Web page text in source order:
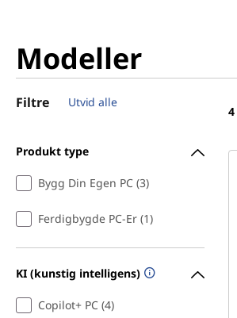
Modeller
Filtre Utvid alle
Produkt type
Bygg Din Egen PC (3)
Ferdigbygde PC-Er (1)
KI (kunstig intelligens)
Copilot+ PC (4)
4